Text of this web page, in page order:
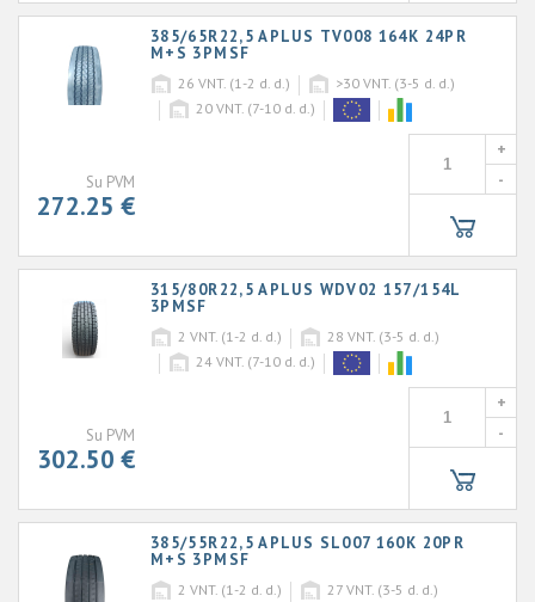
385/65R22,5 APLUS TV008 164K 24PR
M+S 3PMSF
26 VNT. (1-2 d. d.) >30 VNT. (3-5 d. d.)
20 VNT. (7-10 d. d.)
Su PVM
272.25 €
+
-
315/80R22,5 APLUS WDV02 157/154L
3PMSF
2 VNT. (1-2 d. d.) 28 VNT. (3-5 d. d.)
24 VNT. (7-10 d. d.)
Su PVM
302.50 €
+
-
385/55R22,5 APLUS SL007 160K 20PR
M+S 3PMSF
2 VNT. (1-2 d. d.) 27 VNT. (3-5 d. d.)